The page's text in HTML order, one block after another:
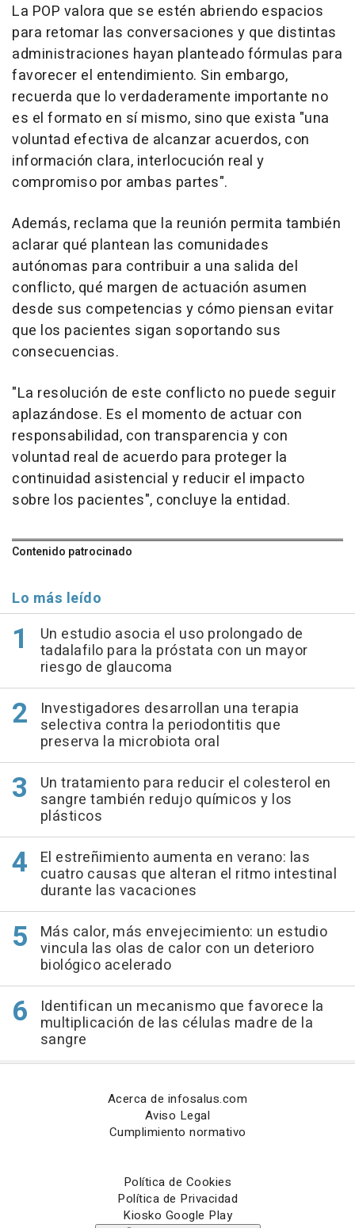
La POP valora que se estén abriendo espacios
para retomar las conversaciones y que distintas
administraciones hayan planteado fórmulas para
favorecer el entendimiento. Sin embargo,
recuerda que lo verdaderamente importante no
es el formato en sí mismo, sino que exista "una
voluntad efectiva de alcanzar acuerdos, con
información clara, interlocución real y
compromiso por ambas partes".
Además, reclama que la reunión permita también
aclarar qué plantean las comunidades
autónomas para contribuir a una salida del
conflicto, qué margen de actuación asumen
desde sus competencias y cómo piensan evitar
que los pacientes sigan soportando sus
consecuencias.
"La resolución de este conflicto no puede seguir
aplazándose. Es el momento de actuar con
responsabilidad, con transparencia y con
voluntad real de acuerdo para proteger la
continuidad asistencial y reducir el impacto
sobre los pacientes", concluye la entidad.
Contenido patrocinado
Lo más leído
Un estudio asocia el uso prolongado de
tadalafilo para la próstata con un mayor
riesgo de glaucoma
Investigadores desarrollan una terapia
selectiva contra la periodontitis que
preserva la microbiota oral
Un tratamiento para reducir el colesterol en
sangre también redujo químicos y los
plásticos
El estreñimiento aumenta en verano: las
cuatro causas que alteran el ritmo intestinal
durante las vacaciones
Más calor, más envejecimiento: un estudio
vincula las olas de calor con un deterioro
biológico acelerado
Identifican un mecanismo que favorece la
multiplicación de las células madre de la
sangre
Acerca de infosalus.com
Aviso Legal
Cumplimiento normativo
Política de Cookies
Política de Privacidad
Kiosko Google Play